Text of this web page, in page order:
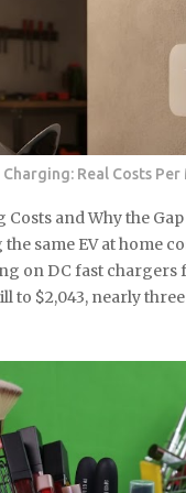
by subtracting
the $416M reported
Article data: Lucid
fell 27% year over
credits were
the clean energy
support was per...
Charging: Real Costs
Costs and Why the
same EV at home
on DC fast chargers
to $2,043, nearly
tier will
that answer matters
1 home charging: a
cost beyond the
it the lowest-